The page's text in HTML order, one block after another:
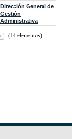
Dirección General de
Gestión
Administrativa
(14 elementos)